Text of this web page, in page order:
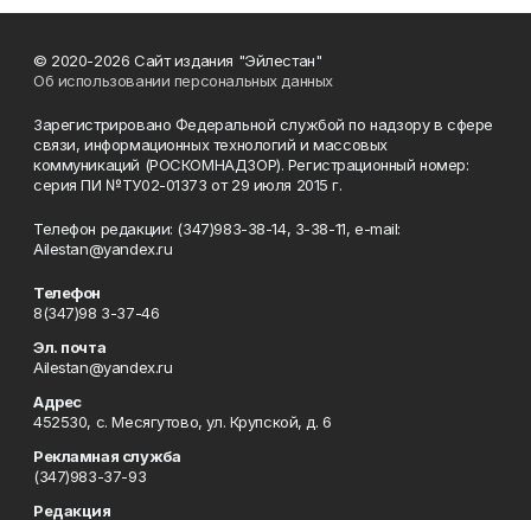
© 2020-2026 Сайт издания "Эйлестан"
Об использовании персональных данных
Зарегистрировано Федеральной службой по надзору в сфере
связи, информационных технологий и массовых
коммуникаций (РОСКОМНАДЗОР). Регистрационный номер:
серия ПИ №ТУ02-01373 от 29 июля 2015 г.
Телефон редакции: (347)983-38-14, 3-38-11, e-mail:
Ailestan@yandex.ru
Телефон
8(347)98 3-37-46
Эл. почта
Ailestan@yandex.ru
Адрес
452530, с. Месягутово, ул. Крупской, д. 6
Рекламная служба
(347)983-37-93
Редакция